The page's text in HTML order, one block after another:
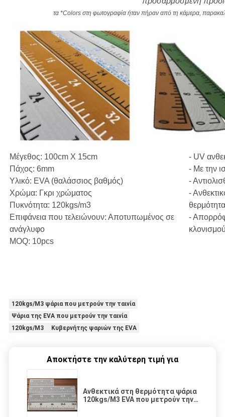
τα *Colors στη φωτογραφία ήταν πήραν από τη κάμερα,
Μέγεθος: 100cm X 15cm
Πάχος: 6mm
Υλικό: EVA (θαλάσσιος βαθμός)
Χρώμα: Γκρι χρώματος
Πυκνότητα: 120kgs/m3
Επιφάνεια που τελειώνουν: Αποτυπωμένος σε
ανάγλυφο
MOQ: 10pcs
- UV
- Με την
-
-
-
120kgs/M3 ψάρια που μετρούν την ταινία
Ψάρια της EVA που μετρούν την ταινία
120kgs/M3 Κυβερνήτης ψαριών της EVA
Αποκτήστε την καλύτερη τιμή για
Ανθεκτικά στη θερμότητα ψάρια
120kgs/M3 EVA που μετρούν την